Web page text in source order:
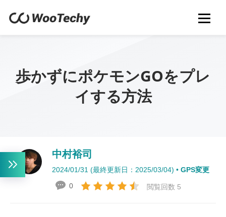
歩かずにポケモンGOをプレ
イする方法
中村裕司
2024/01/31 (最終更新日：2025/03/04) • GPS変更
閲覧回数 5
0